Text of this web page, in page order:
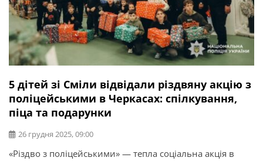
5 дітей зі Сміли відвідали різдвяну акцію з
поліцейськими в Черкасах: спілкування,
піца та подарунки
26 грудня 2025, 09:00
«Різдво з поліцейськими» — тепла соціальна акція в